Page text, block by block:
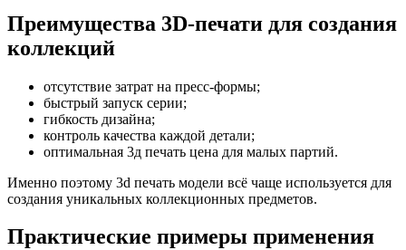
Преимущества 3D-печати для создания
коллекций
отсутствие затрат на пресс-формы;
быстрый запуск серии;
гибкость дизайна;
контроль качества каждой детали;
оптимальная 3д печать цена для малых партий.
Именно поэтому 3d печать модели всё чаще используется для
создания уникальных коллекционных предметов.
Практические примеры применения